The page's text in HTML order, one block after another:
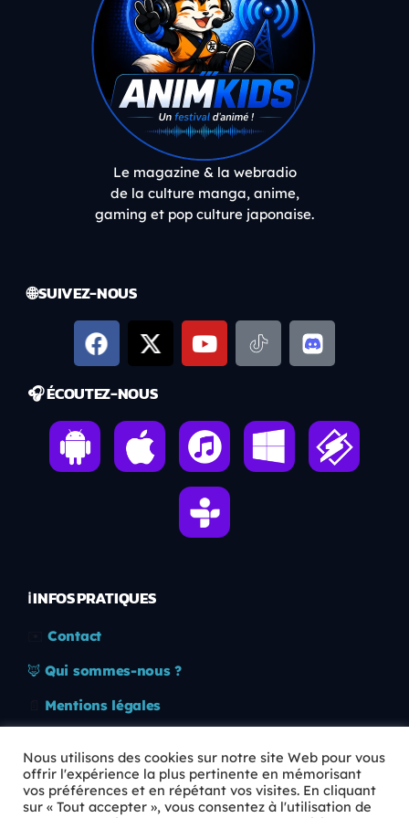
Le magazine & la webradio
de la culture manga, anime,
gaming et pop culture japonaise.
🌐 SUIVEZ-NOUS
🎧 ÉCOUTEZ-NOUS
ℹ️ INFOS PRATIQUES
Contact
🦊 Qui sommes-nous ?
Mentions légales
🛡️ RGPD
Copyright © 2026 Animkids. Tous droits réservés.
Nous utilisons des cookies sur notre site Web pour vous
offrir l'expérience la plus pertinente en mémorisant
vos préférences et en répétant vos visites. En cliquant
sur « Tout accepter », vous consentez à l'utilisation de